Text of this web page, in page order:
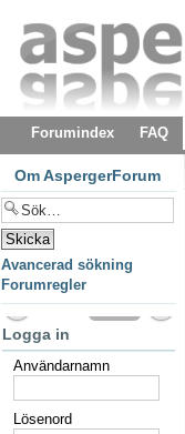
Forumindex FAQ
Om AspergerForum
Avancerad sökning
Forumregler
Logga in
Användarnamn
Lösenord